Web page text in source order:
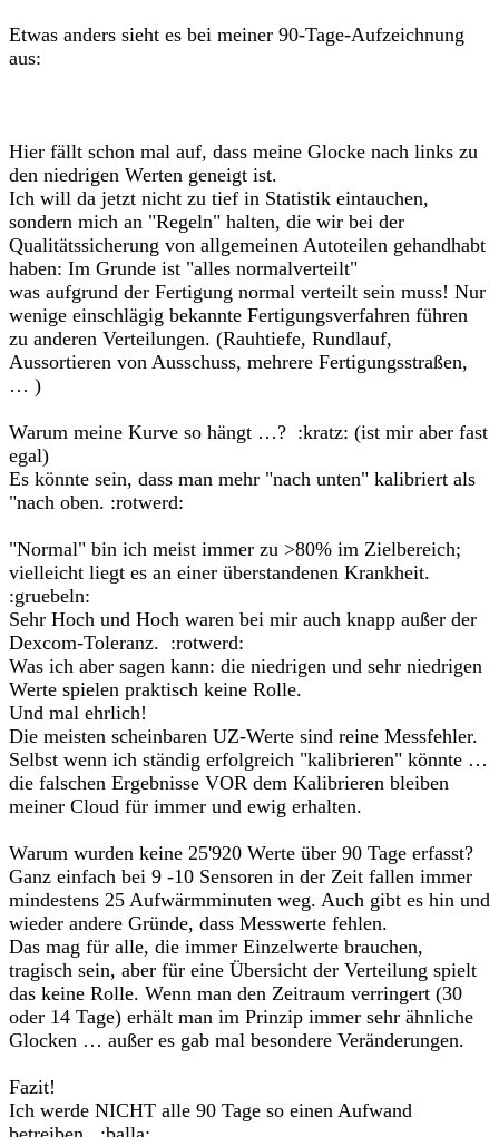
Etwas anders sieht es bei meiner 90-Tage-Aufzeichnung
aus:
Hier fällt schon mal auf, dass meine Glocke nach links zu
den niedrigen Werten geneigt ist.
Ich will da jetzt nicht zu tief in Statistik eintauchen,
sondern mich an "Regeln" halten, die wir bei der
Qualitätssicherung von allgemeinen Autoteilen gehandhabt
haben: Im Grunde ist "alles normalverteilt"
was aufgrund der Fertigung normal verteilt sein muss! Nur
wenige einschlägig bekannte Fertigungsverfahren führen
zu anderen Verteilungen. (Rauhtiefe, Rundlauf,
Aussortieren von Ausschuss, mehrere Fertigungsstraßen,
… )
Warum meine Kurve so hängt …? :kratz: (ist mir aber fast
egal)
Es könnte sein, dass man mehr "nach unten" kalibriert als
"nach oben. :rotwerd:
"Normal" bin ich meist immer zu >80% im Zielbereich;
vielleicht liegt es an einer überstandenen Krankheit.
:gruebeln:
Sehr Hoch und Hoch waren bei mir auch knapp außer der
Dexcom-Toleranz. :rotwerd:
Was ich aber sagen kann: die niedrigen und sehr niedrigen
Werte spielen praktisch keine Rolle.
Und mal ehrlich!
Die meisten scheinbaren UZ-Werte sind reine Messfehler.
Selbst wenn ich ständig erfolgreich "kalibrieren" könnte …
die falschen Ergebnisse VOR dem Kalibrieren bleiben
meiner Cloud für immer und ewig erhalten.
Warum wurden keine 25'920 Werte über 90 Tage erfasst?
Ganz einfach bei 9 -10 Sensoren in der Zeit fallen immer
mindestens 25 Aufwärmminuten weg. Auch gibt es hin und
wieder andere Gründe, dass Messwerte fehlen.
Das mag für alle, die immer Einzelwerte brauchen,
tragisch sein, aber für eine Übersicht der Verteilung spielt
das keine Rolle. Wenn man den Zeitraum verringert (30
oder 14 Tage) erhält man im Prinzip immer sehr ähnliche
Glocken … außer es gab mal besondere Veränderungen.
Fazit!
Ich werde NICHT alle 90 Tage so einen Aufwand